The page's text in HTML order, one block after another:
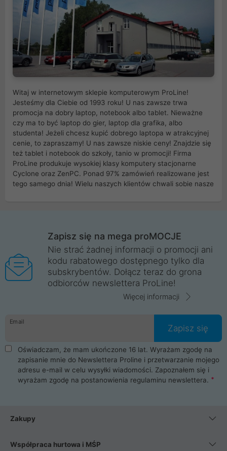
Witaj w internetowym sklepie komputerowym ProLine!
Jesteśmy dla Ciebie od 1993 roku! U nas zawsze trwa
promocja na dobry laptop, notebook albo tablet. Nieważne
czy ma to być laptop do gier, laptop dla grafika, albo
studenta! Jeżeli chcesz kupić dobrego laptopa w atrakcyjnej
cenie, to zapraszamy! U nas zawsze niskie ceny! Znajdzie się
też tablet i notebook do szkoły, tanio w promocji! Firma
ProLine produkuje wysokiej klasy komputery stacjonarne
Cyclone oraz ZenPC. Ponad 97% zamówień realizowane jest
tego samego dnia! Wielu naszych klientów chwali sobie nasze
Wrocław, Poznań, Legnica, Katowice, Gliwice, Kalisz, Bytom,
Trzebnica, Opole. Szybka i profesjonalna obsługa!
ProLine to polska firma ze 100% polskim kapitałem. Działamy
legalnie i płacimy podatki w naszym kraju! Posiadamy siedzibę
główną w Mirkowie oraz salony na terenie kraju. Cała
komunikacja ze sklepem komputerowym ProLine jest
danych osobowych. Dlatego zakup notebooka albo laptopa w
ProLine to czysta przyjemność i pełne bezpieczeństwo.
Zaopatrzysz się u nas w akcesoria i części komputerowe
takie jak procesory, karty graficzne, płyty główne, pamięci,
dyski SSD, M.2 oraz HDD. Nasi pracownicy pomogą Ci wybrać
najlepszy zasilacz komputerowy oraz obudowę do komputera.
Poza komputerami mamy również najlepsze na rynku
Smartfony takich producentów jak Xiaomi, Apple, Samsung i
wentylatory. Na koniec mając już to wszystko, możesz
Zapisz się na mega proMOCJE
Nie strać żadnej informacji o promocji ani
kodu rabatowego dostępnego tylko dla
subskrybentów. Dołącz teraz do grona
odbiorców newslettera ProLine!
Więcej informacji
Email
Zapisz się
Oświadczam, że mam ukończone 16 lat. Wyrażam zgodę na
zapisanie mnie do Newslettera Proline i przetwarzanie mojego
adresu e-mail w celu wysyłki wiadomości. Zapoznałem się i
wyrażam zgodę na postanowienia regulaminu newslettera.
Zakupy
Współpraca hurtowa i MŚP